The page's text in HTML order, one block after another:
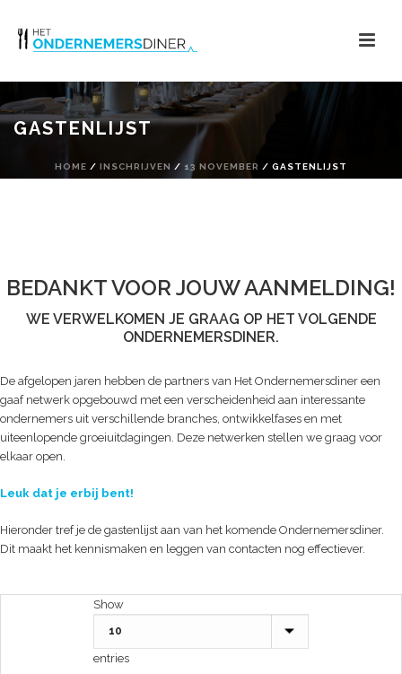
GASTENLIJST
HOME / INSCHRIJVEN / 13 NOVEMBER / GASTENLIJST
BEDANKT VOOR JOUW AANMELDING!
WE VERWELKOMEN JE GRAAG OP HET VOLGENDE
ONDERNEMERSDINER.
De afgelopen jaren hebben de partners van Het Ondernemersdiner een
gaaf netwerk opgebouwd met een verscheidenheid aan interessante
ondernemers uit verschillende branches, ontwikkelfases en met
uiteenlopende groeiuitdagingen. Deze netwerken stellen we graag voor
elkaar open.
Leuk dat je erbij bent!
Hieronder tref je de gastenlijst aan van het komende Ondernemersdiner.
Dit maakt het kennismaken en leggen van contacten nog effectiever.
Show
entries